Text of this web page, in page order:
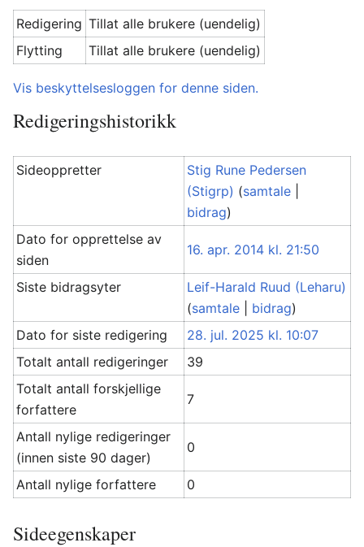
Redigering Tillat alle brukere (uendelig)
Flytting
Tillat alle brukere (uendelig)
Vis beskyttelsesloggen for denne siden.
Redigeringshistorikk
Sideoppretter
Stig Rune Pedersen
(Stigrp) (samtale
bidrag)
Dato for opprettelse av
siden
16. apr. 2014 kl. 21:50
Siste bidragsyter
Leif-Harald Ruud (Leharu)
(samtale bidrag)
Dato for siste redigering
28. jul. 2025 kl. 10:07
Totalt antall redigeringer
39
Totalt antall forskjellige
forfattere
7
Antall nylige redigeringer
(innen siste 90 dager)
0
Antall nylige forfattere 0
Sideegenskaper